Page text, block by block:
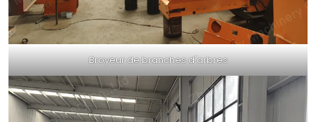
Broyeur de branches d'arbres